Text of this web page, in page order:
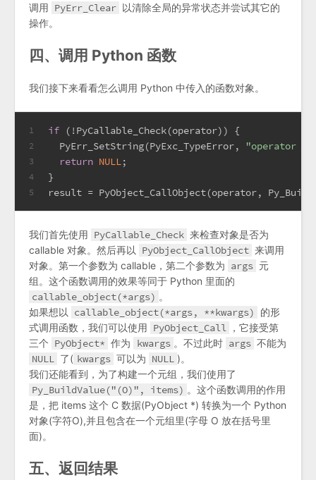
调用 PyErr_Clear 以清除全局的异常状态并尝试其它的
操作。
四、调用 Python 函数
我们接下来看看怎么调用 Python 中传入的函数对象。
1
2
3
4
5
if (!PyCallable_Check(operator)) {
  PyErr_SetString(PyExc_TypeError,
"operator
return NULL;
}
result = PyObject_CallObject(operator,
我们首先使用 PyCallable_Check 来检查对象是否为
callable 对象。然后再以
PyObject_CallObject 来调用
对象。第一个参数为 callable，第二个参数为 args 元
组。这个函数调用的效果等同于 Python 里面的
callable_object(*args) 。
如果想以
callable_object(*args, **kwargs)
的形
式调用函数，我们可以使用 PyObject_Call ，它接受第
三个 PyObject* 作为 kwargs 。不过此时 args 不能为
NULL 了( kwargs 可以为 NULL )。
我们还能看到，为了构建一个元组，我们使用了
Py_BuildValue("(O)", items) 。这个函数调用的作用
是，把 items 这个 C 数据(PyObject *) 转换为一个 Python
对象(字符O),并且包含在一个元组里(字母 O 放在括号里
面)。
五、返回结果